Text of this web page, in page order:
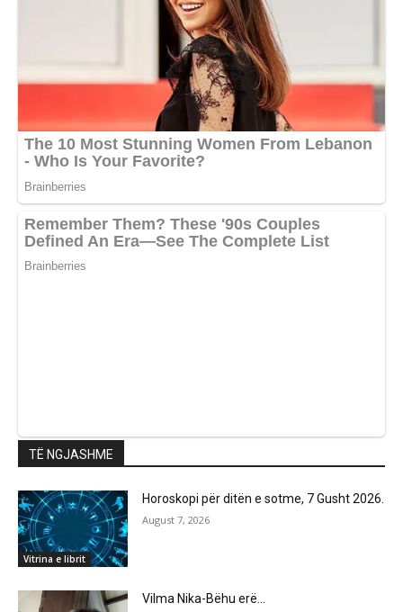
TË NGJASHME
Vitrina e librit
Horoskopi për ditën e sotme, 7 Gusht 2026.
August 7, 2026
Vilma Nika-Bëhu erë…